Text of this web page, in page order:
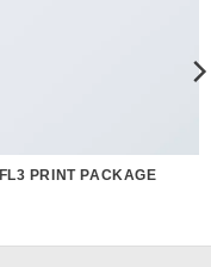
FL3 PRINT PACKAGE